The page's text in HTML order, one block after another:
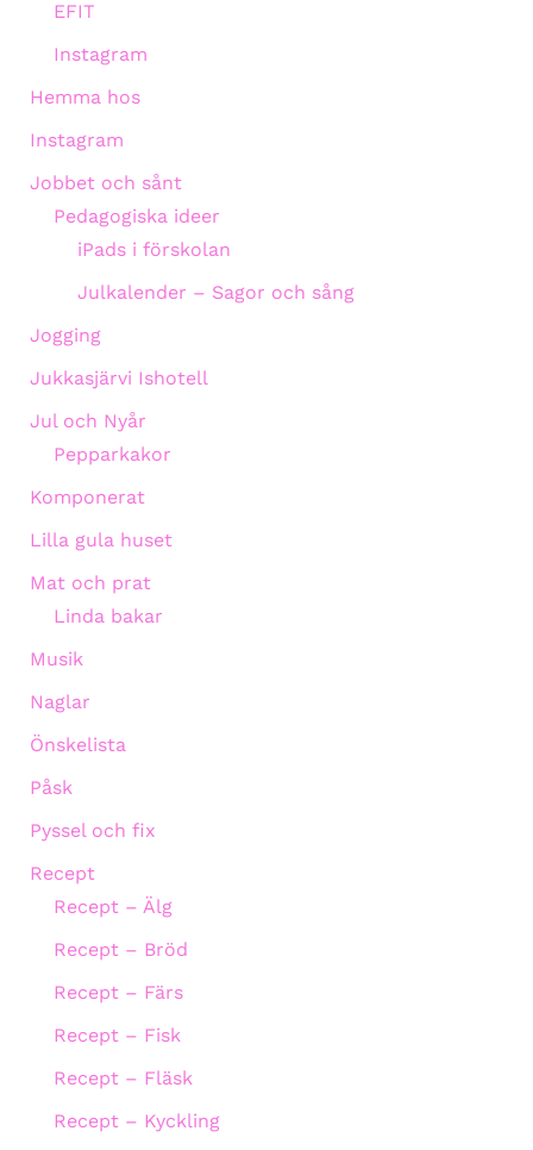
EFIT
Instagram
Hemma hos
Instagram
Jobbet och sånt
Pedagogiska ideer
iPads i förskolan
Julkalender – Sagor och sång
Jogging
Jukkasjärvi Ishotell
Jul och Nyår
Pepparkakor
Komponerat
Lilla gula huset
Mat och prat
Linda bakar
Musik
Naglar
Önskelista
Påsk
Pyssel och fix
Recept
Recept – Älg
Recept – Bröd
Recept – Färs
Recept – Fisk
Recept – Fläsk
Recept – Kyckling